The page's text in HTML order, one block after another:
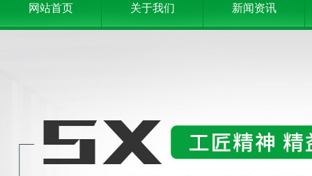
网站首页 关于我们 新闻资讯